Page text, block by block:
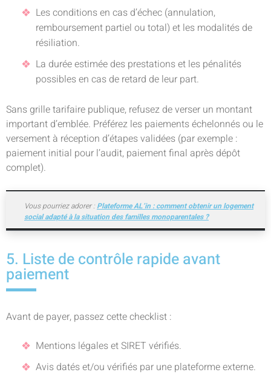
Les conditions en cas d’échec (annulation,
remboursement partiel ou total) et les modalités de
résiliation.
La durée estimée des prestations et les pénalités
possibles en cas de retard de leur part.
Sans grille tarifaire publique, refusez de verser un montant
important d’emblée. Préférez les paiements échelonnés ou le
versement à réception d’étapes validées (par exemple :
paiement initial pour l’audit, paiement final après dépôt
complet).
Vous pourriez adorer : Plateforme AL’in : comment obtenir un logement
social adapté à la situation des familles monoparentales ?
5. Liste de contrôle rapide avant
paiement
Avant de payer, passez cette checklist :
Mentions légales et SIRET vérifiés.
Avis datés et/ou vérifiés par une plateforme externe.